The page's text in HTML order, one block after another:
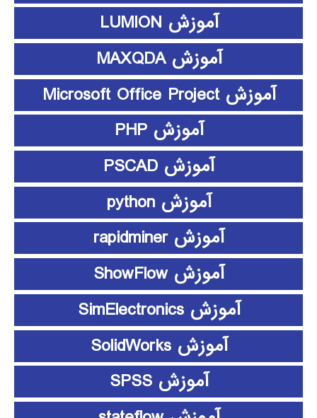
آموزش LUMION
آموزش MAXQDA
آموزش Microsoft Office Project
آموزش PHP
آموزش PSCAD
آموزش python
آموزش rapidminer
آموزش ShowFlow
آموزش SimElectronics
آموزش SolidWorks
آموزش SPSS